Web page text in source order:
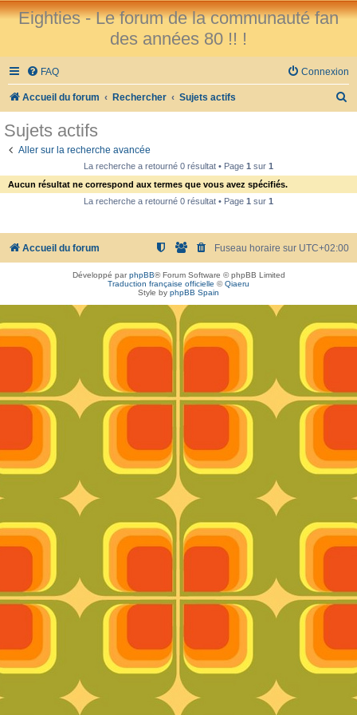
Eighties - Le forum de la communauté fan
des années 80 !! !
FAQ Connexion
Accueil du forum Rechercher Sujets actifs
e
Sujets actifs
Aller sur la recherche avancée
La recherche a retourné 0 résultat • Page 1 sur 1
Aucun résultat ne correspond aux termes que vous avez spécifiés.
La recherche a retourné 0 résultat • Page 1 sur 1
Accueil du forum Fuseau horaire sur UTC+02:00
Développé parphpBB® Forum Software © phpBB Limited
Traduction française officielle ©Qiaeru
Style by phpBB Spain